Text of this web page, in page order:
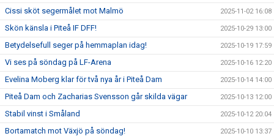
Cissi sköt segermålet mot Malmö 2025-11-02 16:08
Skön känsla i Piteå IF DFF! 2025-10-29 13:00
Betydelsefull seger på hemmaplan idag! 2025-10-19 17:59
Vi ses på söndag på LF-Arena 2025-10-16 12:20
Evelina Moberg klar för två nya år i Piteå Dam 2025-10-14 14:00
Piteå Dam och Zacharias Svensson går skilda vägar 2025-10-13 12:00
Stabil vinst i Småland 2025-10-12 20:04
Bortamatch mot Växjö på söndag! 2025-10-10 13:37